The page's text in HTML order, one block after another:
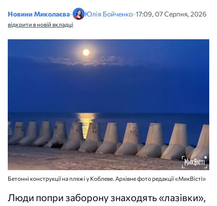
Новини Миколаєва• Юлія Бойченко•17:09, 07 Серпня, 2026
відкрити в новій вкладці
Бетонні конструкції на пляжі у Коблеве. Архівне фото редакції «МикВісті»
Люди попри заборону знаходять «лазівки»,